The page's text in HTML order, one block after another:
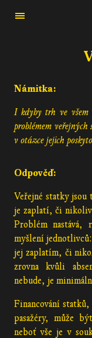
Námitka:
I kdyby trh ve všem
problémem
v otázce jejich
Odpověď:
Veřejné statky jsou
je zaplatí, či
Problém nastává,
myšlení
jej zaplatím, či
zrovna kvůli
nebude, je
Financování
pasažéry, může
neboť vše je v